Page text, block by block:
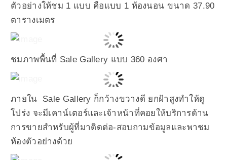
ตัวอย่างให้ชม 1 แบบ คือแบบ 1 ห้องนอน ขนาด 37.90
ตารางเมตร
ชมภาพพื้นที่ Sale Gallery แบบ 360 องศา
ภายใน Sale Gallery ก็กว้างขวางดี ยกฝ้าสูงทำให้ดู
โปร่ง จะมีเคาน์เตอร์และเจ้าหน้าที่คอยให้บริการด้าน
การขายสำหรับผู้ที่มาติดต่อ-สอบถามข้อมูลและพาชม
ห้องตัวอย่างด้วย